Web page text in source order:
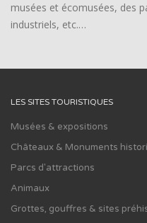
musées et écomusées, des
industriels, etc.…
LES SITES TOURISTIQUES
Musées & expositions
Châteaux & Monuments
Parcs d'attractions
Animaux
Grottes, gouffres & sites